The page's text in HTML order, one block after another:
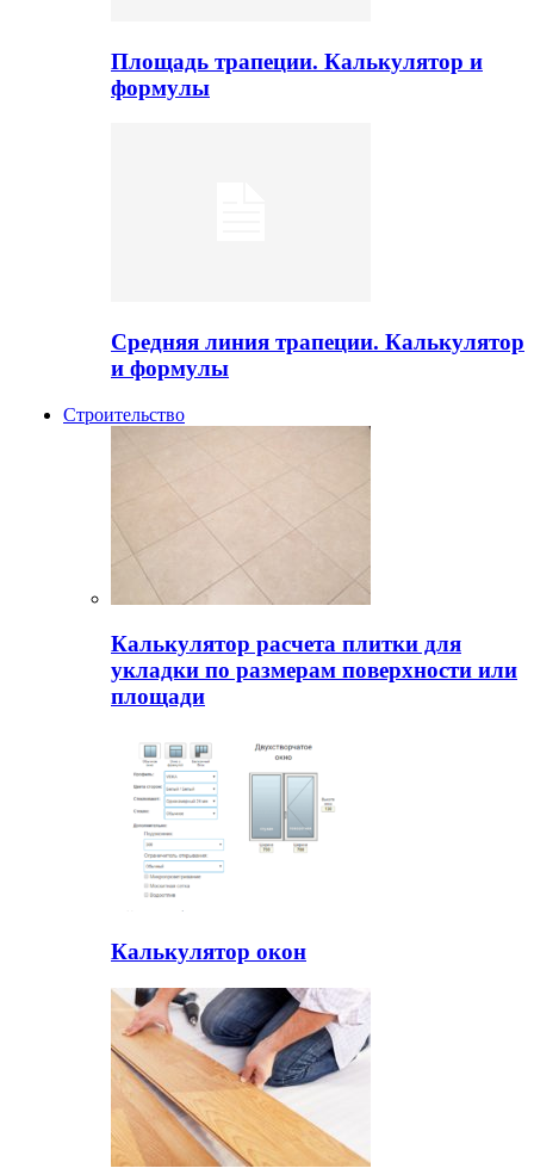
Площадь трапеции. Калькулятор и
формулы
Средняя линия трапеции. Калькулятор
и формулы
Строительство
Калькулятор расчета плитки для
укладки по размерам поверхности или
площади
Калькулятор окон